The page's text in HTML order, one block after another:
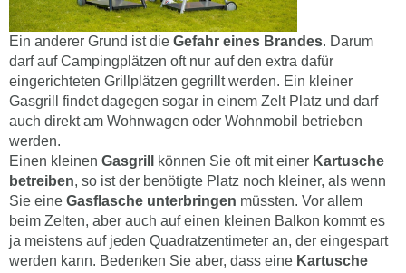
Ein anderer Grund ist die Gefahr eines Brandes. Darum
darf auf Campingplätzen oft nur auf den extra dafür
eingerichteten Grillplätzen gegrillt werden. Ein kleiner
Gasgrill findet dagegen sogar in einem Zelt Platz und darf
auch direkt am Wohnwagen oder Wohnmobil betrieben
werden.
Einen kleinen Gasgrill können Sie oft mit einer Kartusche
betreiben, so ist der benötigte Platz noch kleiner, als wenn
Sie eine Gasflasche unterbringen müssten. Vor allem
beim Zelten, aber auch auf einen kleinen Balkon kommt es
ja meistens auf jeden Quadratzentimeter an, der eingespart
werden kann. Bedenken Sie aber, dass eine Kartusche